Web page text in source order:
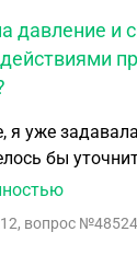
давление и
я уже
бы
19 лет, учусь
самым
, вопрос